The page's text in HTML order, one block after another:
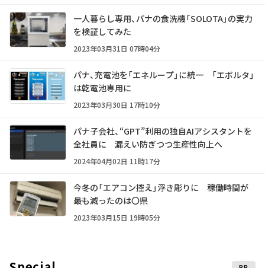
一人暮らし専用、パナの食洗機「SOLOTA」の実力
を検証してみた
2023年03月31日 07時04分
パナ、充電池を「エネループ」に統一 「エボルタ」
は乾電池専用に
2023年03月30日 17時10分
パナ子会社、“GPT”利用の独自AIアシスタントを
全社員に 漏えい防ぎつつ生産性向上へ
2024年04月02日 11時17分
今冬の「エアコン控え」浮き彫りに 稼働時間が
最も減ったのは〇県
2023年03月15日 19時05分